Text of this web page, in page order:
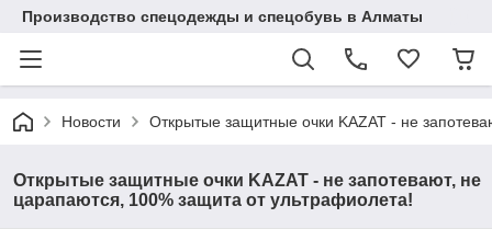
Производство спецодежды и спецобувь в Алматы
Новости Открытые защитные очки KAZAT - не
Открытые защитные очки KAZAT - не запотевают, не
царапаются, 100% защита от ультрафиолета!